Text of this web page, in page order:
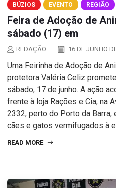
BÚZIOS EVENTO REGIÃO
Feira de Adoção de
sábado (17) em
REDAÇÃO 16 DE JUNHO
Uma Feirinha de Adoção de
protetora Valéria Celiz
sábado, 17 de junho. A ação
frente à loja Rações e Cia, na
2332, perto do Porto da Barra,
cães e gatos vermifugados à
READ MORE